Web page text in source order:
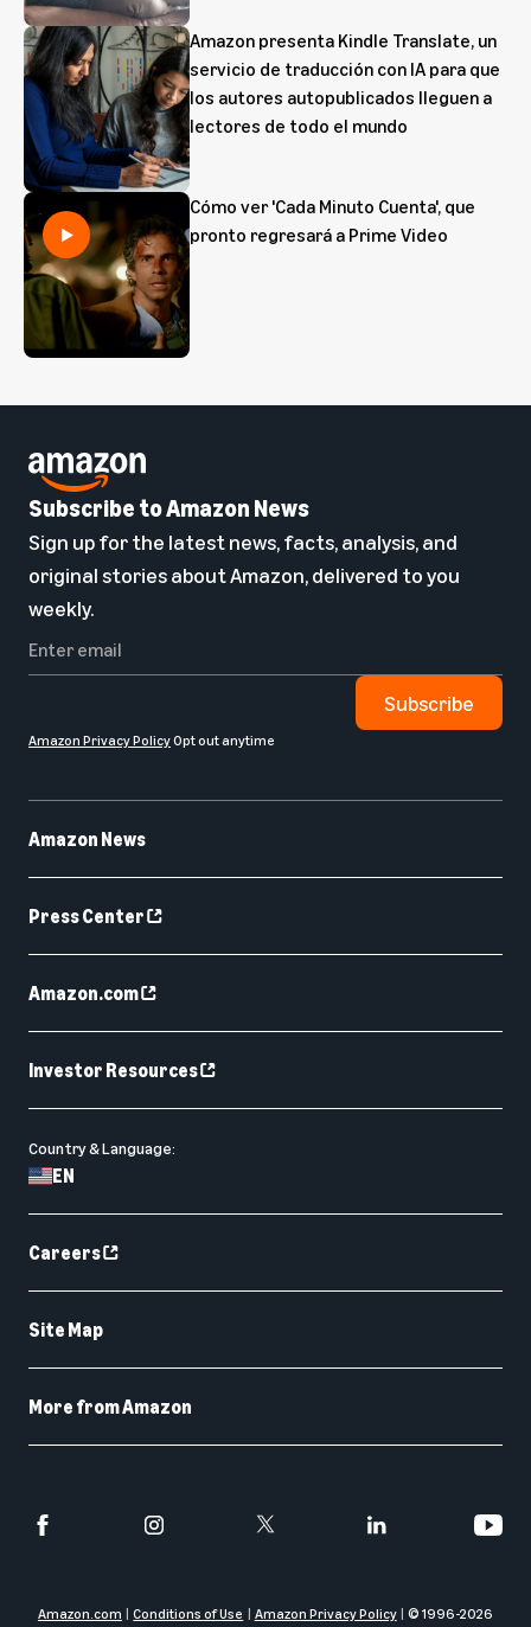
Amazon presenta Kindle Translate, un
servicio de traducción con IA para que
los autores autopublicados lleguen a
lectores de todo el mundo
Cómo ver 'Cada Minuto Cuenta', que
pronto regresará a Prime Video
Amazon News
Press Center
Amazon.com
Investor Resources
Country & Language:
EN
Careers
Site Map
More from Amazon
Amazon.com Conditions of Use Amazon Privacy Policy © 1996-2026
Subscribe to Amazon News
Sign up for the latest news, facts, analysis, and
original stories about Amazon, delivered to you
weekly.
Subscribe
Amazon Privacy PolicyOpt out anytime